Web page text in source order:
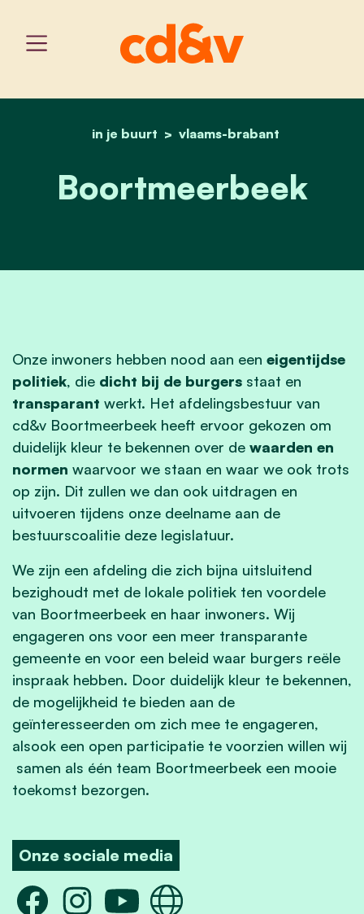
home
in je buurt vlaams-brabant
boortmeerbeek
Boortmeerbeek
Onze inwoners hebben nood aan een eigentijdse
politiek, die dicht bij de burgers staat en
transparant werkt. Het afdelingsbestuur van
cd&v Boortmeerbeek heeft ervoor gekozen om
duidelijk kleur te bekennen over de waarden en
normen waarvoor we staan en waar we ook trots
op zijn. Dit zullen we dan ook uitdragen en
uitvoeren tijdens onze deelname aan de
bestuurscoalitie deze legislatuur.
We zijn een afdeling die zich bijna uitsluitend
bezighoudt met de lokale politiek ten voordele
van Boortmeerbeek en haar inwoners. Wij
engageren ons voor een meer transparante
gemeente en voor een beleid waar burgers reële
inspraak hebben. Door duidelijk kleur te bekennen,
de mogelijkheid te bieden aan de
geïnteresseerden om zich mee te engageren,
alsook een open participatie te voorzien willen wij
samen als één team Boortmeerbeek een mooie
toekomst bezorgen.
Onze sociale media